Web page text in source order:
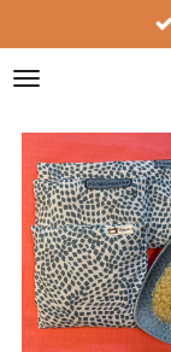
Hauptinhalt
springen